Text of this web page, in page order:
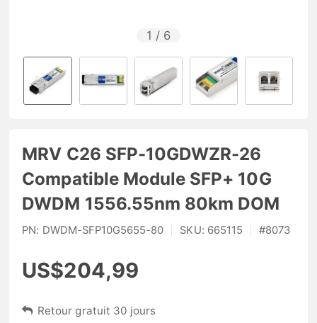
1 / 6
MRV C26 SFP-10GDWZR-26
Compatible Module SFP+ 10G
DWDM 1556.55nm 80km DOM
PN: DWDM-SFP10G5655-80 SKU: 665115 #8073
US$204,99
Retour gratuit 30 jours